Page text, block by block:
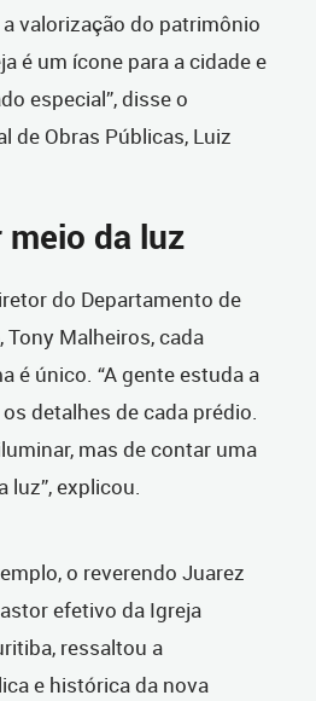
valorização do patrimônio
é um ícone para a cidade e
especial”, disse o
de Obras Públicas, Luiz
da luz
do Departamento de
Malheiros, cada
é único. “A gente estuda a
detalhes de cada prédio.
mas de contar uma
luz”, explicou.
o reverendo Juarez
efetivo da Igreja
ressaltou a
e histórica da nova